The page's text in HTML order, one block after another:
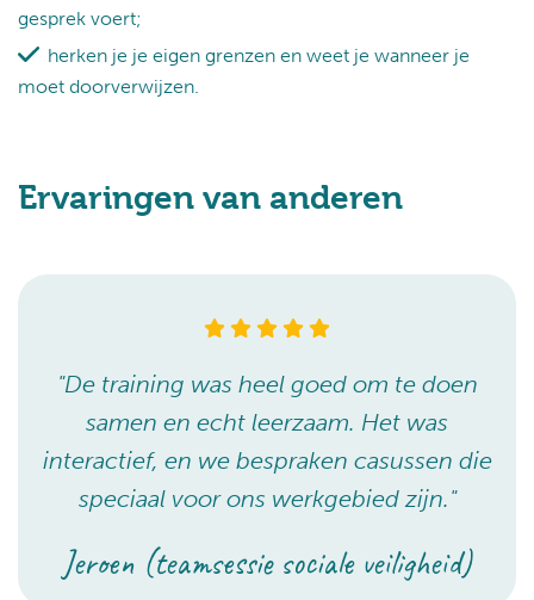
gesprek voert;
herken je je eigen grenzen en weet je wanneer je
moet doorverwijzen.
Ervaringen van anderen
"De training was heel goed om te doen
samen en echt leerzaam. Het was
interactief, en we bespraken casussen die
speciaal voor ons werkgebied zijn."
Jeroen (teamsessie sociale veiligheid)